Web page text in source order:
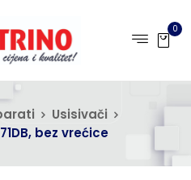
0
Usisivači
bez vrećice